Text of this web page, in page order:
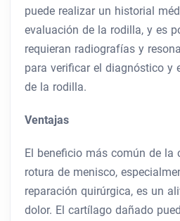
puede realizar un historial
evaluación de la rodilla, y es
requieran radiografías y
para verificar el diagnóstico y
de la rodilla.
Ventajas
El beneficio más común de la
rotura de menisco,
reparación quirúrgica, es un
dolor. El cartílago dañado